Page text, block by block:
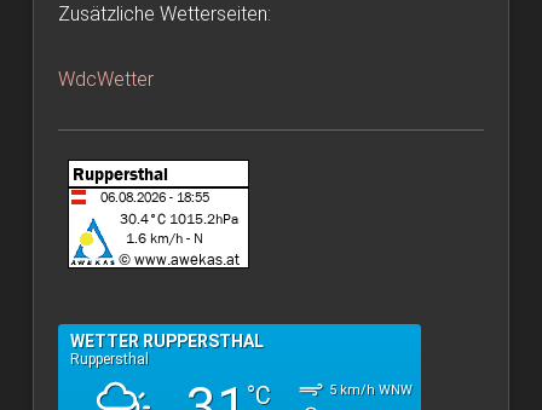
Zusätzliche Wetterseiten:
WdcWetter